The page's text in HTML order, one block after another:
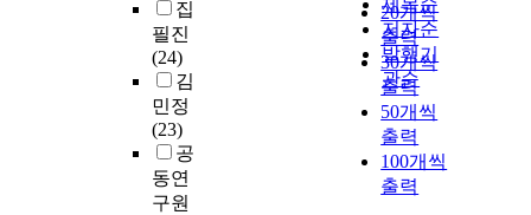
집
필진
(24)
김
민정
(23)
공
동연
구원
제목순
저자순
발행기
관순
20개씩
출력
30개씩
출력
50개씩
출력
100개씩
출력